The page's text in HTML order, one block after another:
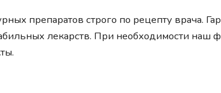
препаратов строго по рецепту врача.
лекарств. При необходимости наш